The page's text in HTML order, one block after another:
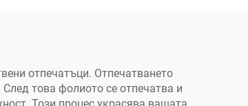
отпечатъци. Отпечатването
това фолиото се отпечатва и